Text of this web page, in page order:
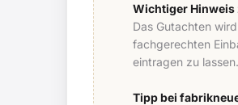
Wichtiger Hinweis
Das Gutachten
fachgerechten
eintragen zu lassen.
Tipp bei